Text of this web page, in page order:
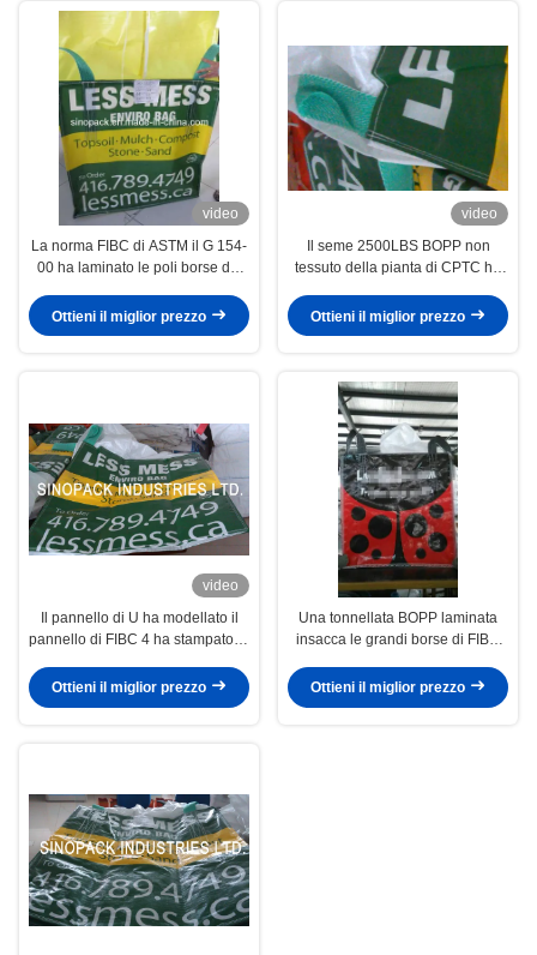
video
La norma FIBC di ASTM il G 154-
00 ha laminato le poli borse del
Ottieni il miglior prezzo
video
Il seme 2500LBS BOPP non
tessuto della pianta di CPTC ha
Ottieni il miglior prezzo
video
Il pannello di U ha modellato il
pannello di FIBC 4 ha stampato la
sacchetti di plastica di BOPP
Ottieni il miglior prezzo
Una tonnellata BOPP laminata
insacca le grandi borse di FIBC
Ottieni il miglior prezzo